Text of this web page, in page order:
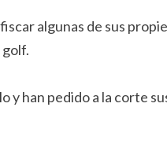
algunas de sus
y han pedido a la corte